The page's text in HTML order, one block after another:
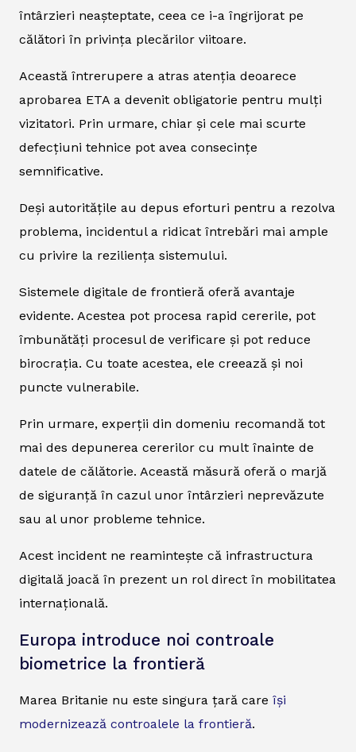
întârzieri neașteptate, ceea ce i-a îngrijorat pe
călători în privința plecărilor viitoare.
Această întrerupere a atras atenția deoarece
aprobarea ETA a devenit obligatorie pentru mulți
vizitatori. Prin urmare, chiar și cele mai scurte
defecțiuni tehnice pot avea consecințe
semnificative.
Deși autoritățile au depus eforturi pentru a rezolva
problema, incidentul a ridicat întrebări mai ample
cu privire la reziliența sistemului.
Sistemele digitale de frontieră oferă avantaje
evidente. Acestea pot procesa rapid cererile, pot
îmbunătăți procesul de verificare și pot reduce
birocrația. Cu toate acestea, ele creează și noi
puncte vulnerabile.
Prin urmare, experții din domeniu recomandă tot
mai des depunerea cererilor cu mult înainte de
datele de călătorie. Această măsură oferă o marjă
de siguranță în cazul unor întârzieri neprevăzute
sau al unor probleme tehnice.
Acest incident ne reamintește că infrastructura
digitală joacă în prezent un rol direct în mobilitatea
internațională.
Europa introduce noi controale
biometrice la frontieră
Marea Britanie nu este singura țară care își
modernizează controalele la frontieră.